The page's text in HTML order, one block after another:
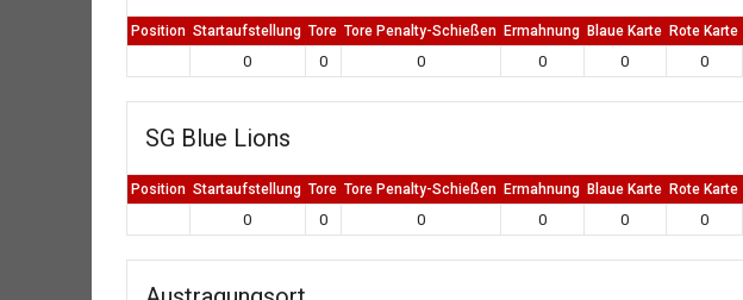
Position Startaufstellung Tore Tore Penalty-Schießen Ermahnung Blaue Karte Rote Karte
0 0 0 0 0 0
SG Blue Lions
Position Startaufstellung Tore Tore Penalty-Schießen Ermahnung Blaue Karte Rote Karte
0 0 0 0 0 0